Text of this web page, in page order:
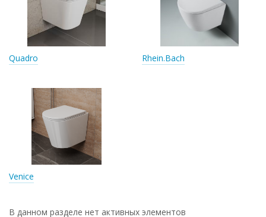
Quadro Rhein.Bach
Venice
В данном разделе нет активных элементов